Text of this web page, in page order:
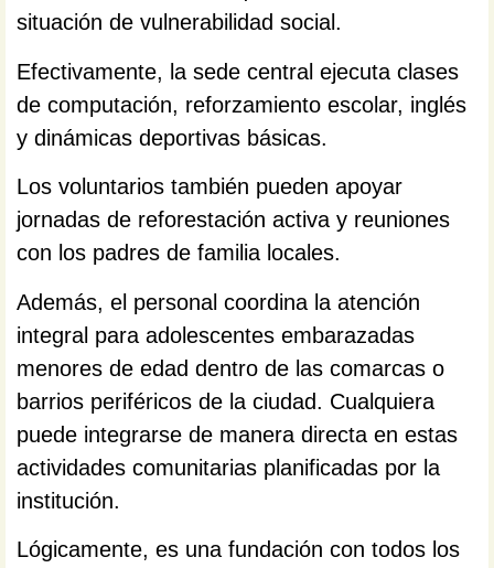
situación de vulnerabilidad social.
Efectivamente, la sede central ejecuta clases
de computación, reforzamiento escolar, inglés
y dinámicas deportivas básicas.
Los voluntarios también pueden apoyar
jornadas de reforestación activa y reuniones
con los padres de familia locales.
Además, el personal coordina la atención
integral para adolescentes embarazadas
menores de edad dentro de las comarcas o
barrios periféricos de la ciudad. Cualquiera
puede integrarse de manera directa en estas
actividades comunitarias planificadas por la
institución.
Lógicamente, es una fundación con todos los